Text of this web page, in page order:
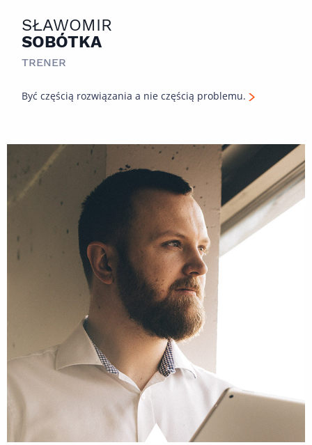
SŁAWOMIR
SOBÓTKA
TRENER
Być częścią rozwiązania a nie częścią problemu.